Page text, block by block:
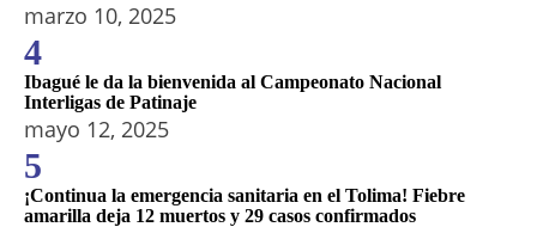
marzo 10, 2025
4
Ibagué le da la bienvenida al Campeonato Nacional
Interligas de Patinaje
mayo 12, 2025
5
¡Continua la emergencia sanitaria en el Tolima! Fiebre
amarilla deja 12 muertos y 29 casos confirmados